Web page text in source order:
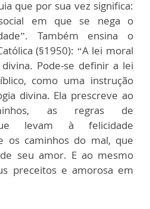
que por sua vez significa:
em que se nega o
Também ensina o
(§1950): “A lei moral
Pode-se definir a lei
como uma instrução
divina. Ela prescreve ao
as regras de
levam à felicidade
os caminhos do mal, que
seu amor. E ao mesmo
preceitos e amorosa em